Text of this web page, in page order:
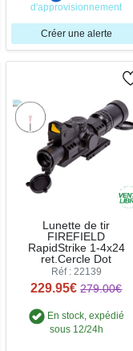
d'approvisionnement
Créer une alerte
Lunette de tir
FIREFIELD
RapidStrike 1-4x24
ret.Cercle Dot
Réf : 22139
229.95€ 279.00€
En stock, expédié
sous 12/24h